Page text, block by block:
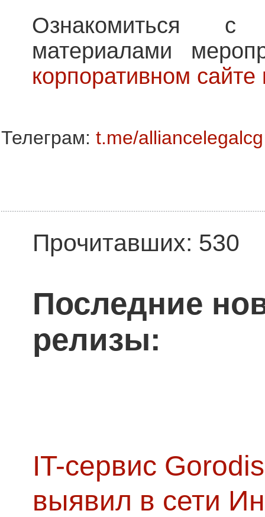
Ознакомиться с
материалами
корпоративном
Телеграм: t.me/alliancelegalcg
Прочитавших: 530
Последние
релизы:
IT-сервис
выявил в сети